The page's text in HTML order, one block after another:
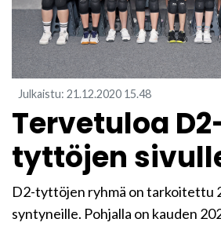
Julkaistu: 21.12.2020 15.48
Tervetuloa
tyttöjen
D2-tyttöjen ryhmä on tarkoitettu
syntyneille. Pohjalla on kauden